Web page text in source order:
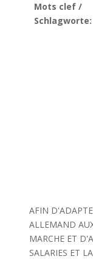
Mots clef /
Schlagworte:
AFIN
ALLEMAND
MARCHE ET
SALARIES ET